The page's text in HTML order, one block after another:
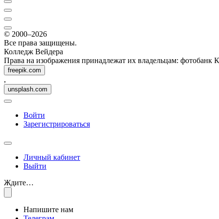
© 2000–2026
Все права защищены.
Колледж Вейдера
Права на изображения принадлежат их владельцам: фотобанк
freepik.com
,
unsplash.com
Войти
Зарегистрироваться
Личный кабинет
Выйти
Ждите…
Напишите нам